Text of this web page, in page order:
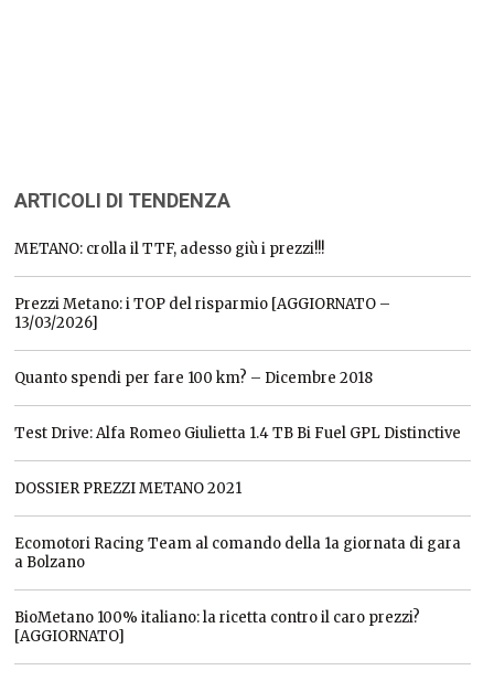
ARTICOLI DI TENDENZA
METANO: crolla il TTF, adesso giù i prezzi!!!
Prezzi Metano: i TOP del risparmio [AGGIORNATO –
13/03/2026]
Quanto spendi per fare 100 km? – Dicembre 2018
Test Drive: Alfa Romeo Giulietta 1.4 TB Bi Fuel GPL Distinctive
DOSSIER PREZZI METANO 2021
Ecomotori Racing Team al comando della 1a giornata di gara
a Bolzano
BioMetano 100% italiano: la ricetta contro il caro prezzi?
[AGGIORNATO]